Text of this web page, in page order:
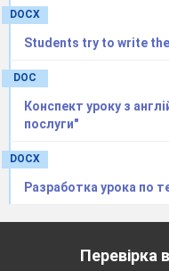
DOCX
Students try to write
DOC
Конспект уроку з
послуги"
DOCX
Разработка урока по
Перевірка